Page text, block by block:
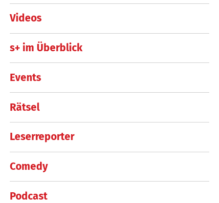
Videos
s+ im Überblick
Events
Rätsel
Leserreporter
Comedy
Podcast